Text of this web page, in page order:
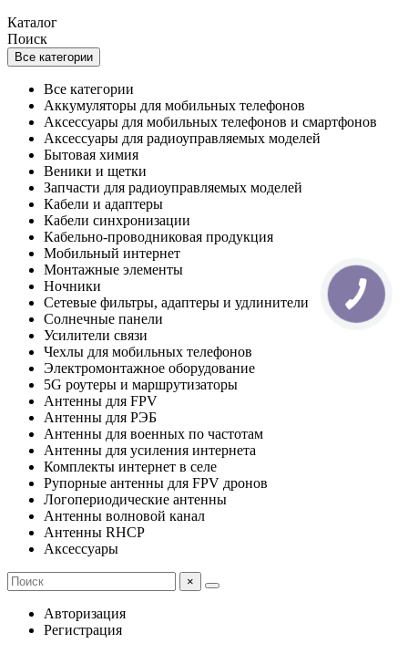
Каталог
Поиск
Все категории
Все категории
Аккумуляторы для мобильных телефонов
Аксессуары для мобильных телефонов и смартфонов
Аксессуары для радиоуправляемых моделей
Бытовая химия
Веники и щетки
Запчасти для радиоуправляемых моделей
Кабели и адаптеры
Кабели синхронизации
Кабельно-проводниковая продукция
Мобильный интернет
Монтажные элементы
Ночники
Сетевые фильтры, адаптеры и удлинители
Солнечные панели
Усилители связи
Чехлы для мобильных телефонов
Электромонтажное оборудование
5G роутеры и маршрутизаторы
Антенны для FPV
Антенны для РЭБ
Антенны для военных по частотам
Антенны для усиления интернета
Комплекты интернет в селе
Рупорные антенны для FPV дронов
Логопериодические антенны
Антенны волновой канал
Антенны RHCP
Аксессуары
×
Авторизация
Регистрация